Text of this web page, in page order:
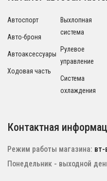
Автоспорт
Авто-броня
Автоаксессуары
Ходовая часть
Выхлопная
система
Рулевое
управление
Система
охлаждения
Контактная
Режим работы магазина: вт-
Понедельник - выходной